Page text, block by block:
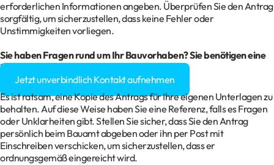
erforderlichen Informationen angeben. Überprüfen Sie den Antrag
sorgfältig, um sicherzustellen, dass keine Fehler oder
Unstimmigkeiten vorliegen.
Sie haben Fragen rund um Ihr Bauvorhaben? Sie benötigen eine
Baugenehmigung?
Jetzt unverbindlich Kontakt aufnehmen
Es ist ratsam, eine Kopie des Antrags für Ihre eigenen Unterlagen zu
behalten. Auf diese Weise haben Sie eine Referenz, falls es Fragen
oder Unklarheiten gibt. Stellen Sie sicher, dass Sie den Antrag
persönlich beim Bauamt abgeben oder ihn per Post mit
Einschreiben verschicken, um sicherzustellen, dass er
ordnungsgemäß eingereicht wird.